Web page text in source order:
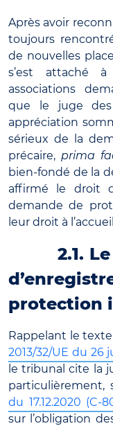
Après avoir
toujours
de nouvelles
s’est attaché
associations
que le juge
appréciation
sérieux de la
précaire, prima
bien-fondé de la
affirmé le droit
demande de
leur droit à
2.1. Le
protection
Rappelant le texte
2013/32/UE du 26
le tribunal cite la
particulièrement,
du 17.12.2020 (C-
sur l’obligation